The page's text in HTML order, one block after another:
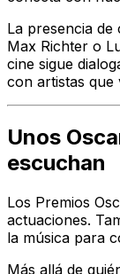
La presencia
Max Richter o
cine sigue
con artistas que
Unos
escuchan
Los Premios
actuaciones.
la música para
Más allá de